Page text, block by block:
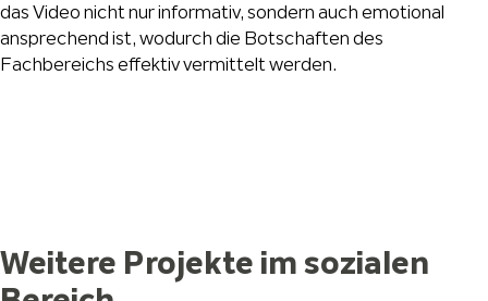
das Video nicht nur informativ, sondern auch emotional
ansprechend ist, wodurch die Botschaften des
Fachbereichs effektiv vermittelt werden.
Weitere Projekte im sozialen